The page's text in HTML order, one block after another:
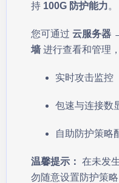
持 100G 防护能力。
您可通过 云服务器
墙 进行查看和管理
实时攻击监控
包速与连接数
自助防护策略
温馨提示： 在未发
勿随意设置防护策